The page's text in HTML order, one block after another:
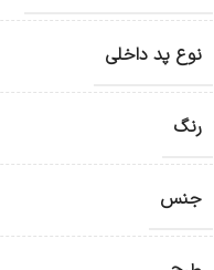
نوع پد داخلی
رنگ
جنس